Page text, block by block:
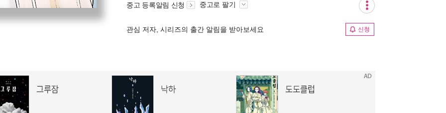
중고 등록알림 신청 중고로 팔기
관심 저자, 시리즈의 출간 알림을 받아보세요 신청